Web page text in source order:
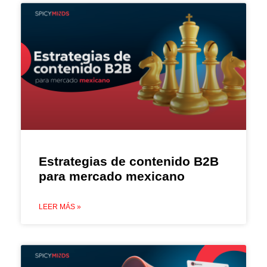
Estrategias de contenido B2B
para mercado mexicano
LEER MÁS »